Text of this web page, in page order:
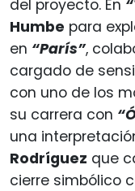
del proyecto. En
Humbe para
en “París”,
cargado de
con uno de los
su carrera con
una
Rodríguez que
cierre simbólico